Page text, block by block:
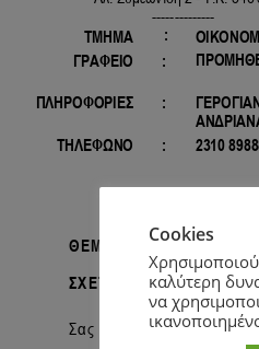
Cookies
καλύτερη
να